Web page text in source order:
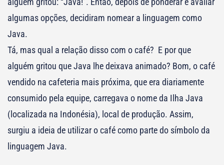
algumas opções, decidiram nomear a linguagem como
Java.
Tá, mas qual a relação disso com o café? E por que
alguém gritou que Java lhe deixava animado? Bom, o café
vendido na cafeteria mais próxima, que era diariamente
consumido pela equipe, carregava o nome da Ilha Java
(localizada na Indonésia), local de produção. Assim,
surgiu a ideia de utilizar o café como parte do símbolo da
linguagem Java.